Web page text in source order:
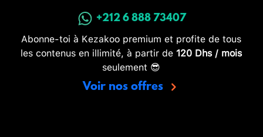
+212 6 888 73407
Abonne-toi à Kezakoo premium et profite de tous
les contenus en illimité, à partir de 120 Dhs / mois
seulement 😎
Voir nos offres